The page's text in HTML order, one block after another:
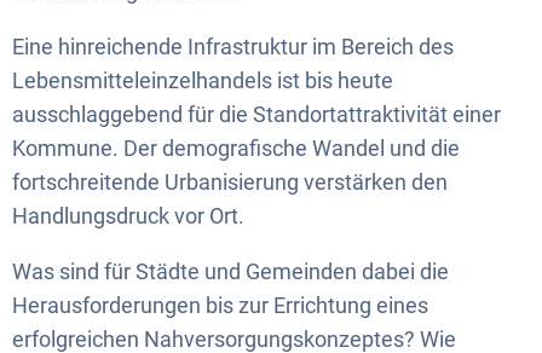
Eine hinreichende Infrastruktur im Bereich des
Lebensmitteleinzelhandels ist bis heute
ausschlaggebend für die Standortattraktivität einer
Kommune. Der demografische Wandel und die
fortschreitende Urbanisierung verstärken den
Handlungsdruck vor Ort.
Was sind für Städte und Gemeinden dabei die
Herausforderungen bis zur Errichtung eines
erfolgreichen Nahversorgungskonzeptes? Wie